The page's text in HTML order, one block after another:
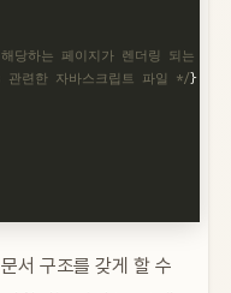
당하는 페이지가 렌더링 되는 부
련한 자바스크립트 파일 */}
서 구조를 갖게 할 수